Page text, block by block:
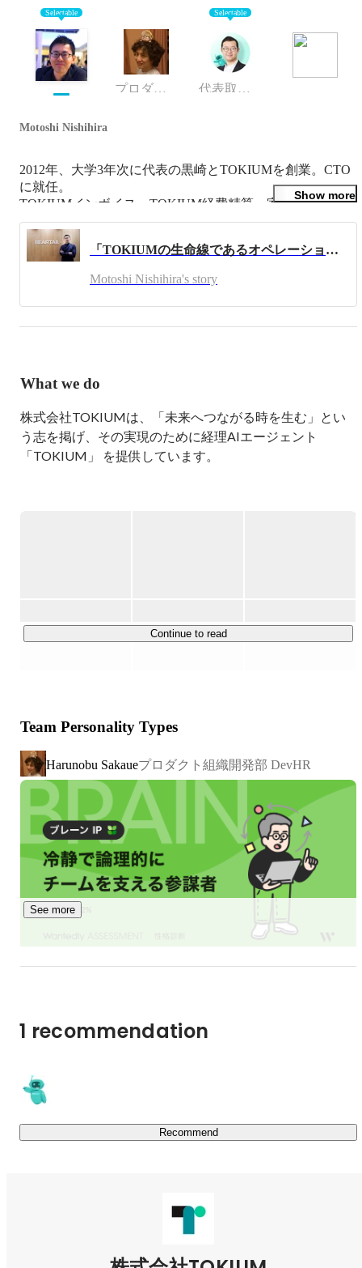
Selectable
プロダクト組織開発部 DevHR
Selectable
代表取締役
Motoshi Nishihira
2012年、大学3年次に代表の黒崎とTOKIUMを創業。CTO
に就任。
TOKIUMインボイス、TOKIUM経費精算、家計簿アプリ
Dr.Wallet、領収書入力基盤等を開発。
レシートポストのPMFまでインフラからフロントエンドま
現在は開発組織と人力のオペレーション組織のマネジメン
トを行っています。
Show more
「TOKIUMの生命線であるオペレーション部とは」という質問に答えます！TOKIUMのビジネスインフラを実現する部署の内情とは？？
Motoshi Nishihira's story
What we do
株式会社TOKIUMは、「未来へつながる時を生む」とい
う志を掲げ、その実現のために経理AIエージェント
「TOKIUM」 を提供しています。
出すことで、日本全体の生産能力向上に貢献することを目
■社員数：244名（2025年6月時点）
■代表取締役： 黒﨑 賢一／筑波大学（情報学群）在学中に
TOKIUM創業
■資本金（準備金含）：1億円（累計調達額 66億円）
■住所：
東京本社：東京都中央区銀座6丁目18-2 野村不動産銀座ビ
ル 12F
東銀座駅から徒歩3分、銀座から徒歩7分、新橋駅から
徒歩12分
大阪支社：大阪府大阪市北区鶴野町4-11 朝日プラザ梅田
2F
【提供サービス】
あらゆる経理“作業”から、人々を解放する。
https://www.keihi.com/
▼クラウドサービス
・請求書のペーパーレス化を実現する請求書受領クラウ
Continue to read
Team Personality Types
Harunobu Sakaueプロダクト組織開発部 DevHR
See more
1 recommendation
Recommend